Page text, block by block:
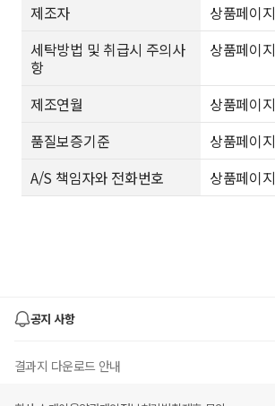
제조자
상품페이
세탁방법 및 취급시 주의사
항
상품페이
제조연월
상품페이
품질보증기준
상품페이
A/S 책임자와 전화번호
상품페이
공지 사항
결과지 다운로드 안내